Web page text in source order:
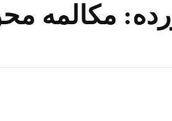
مکالمه